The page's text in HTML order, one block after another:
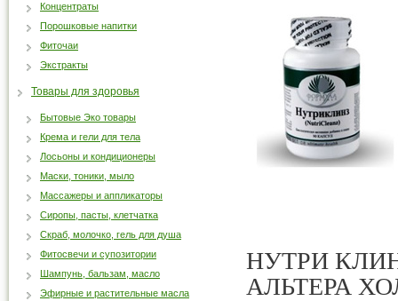
НУТРИ
АЛЬТЕРА
Концентраты
Порошковые напитки
Фиточаи
Экстракты
Товары для здоровья
Бытовые Эко товары
Крема и гели для тела
Лосьоны и кондиционеры
Маски, тоники, мыло
Массажеры и аппликаторы
Сиропы, пасты, клетчатка
Скраб, молочко, гель для душа
Фитосвечи и супозитории
Шампунь, бальзам, масло
Эфирные и растительные масла